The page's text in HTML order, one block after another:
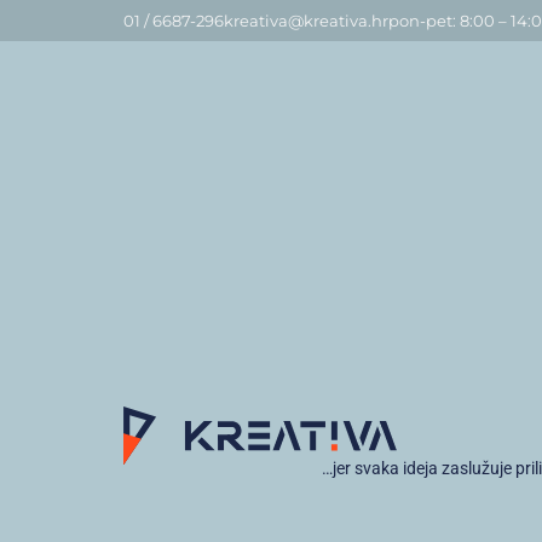
01 / 6687-296kreativa@kreativa.hrpon-pet: 8:00 –
…jer svaka ideja zaslužuje